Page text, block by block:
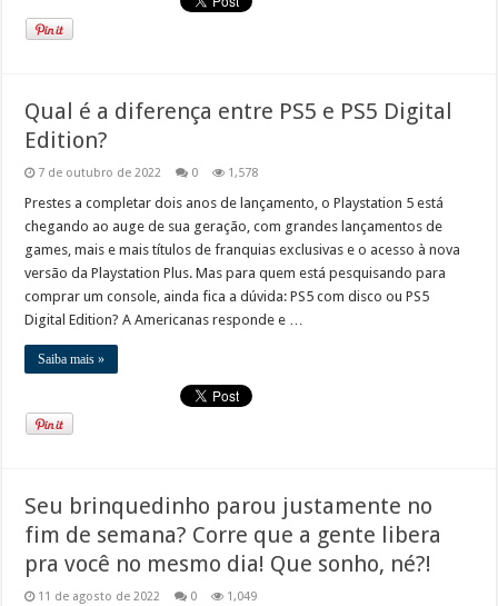
Qual é a diferença entre PS5 e PS5 Digital
Edition?
7 de outubro de 2022 0 1,578
Prestes a completar dois anos de lançamento, o Playstation 5 está
chegando ao auge de sua geração, com grandes lançamentos de
games, mais e mais títulos de franquias exclusivas e o acesso à nova
versão da Playstation Plus. Mas para quem está pesquisando para
comprar um console, ainda fica a dúvida: PS5 com disco ou PS5
Digital Edition? A Americanas responde e …
Saiba mais »
Seu brinquedinho parou justamente no
fim de semana? Corre que a gente libera
pra você no mesmo dia! Que sonho, né?!
11 de agosto de 2022 0 1,049